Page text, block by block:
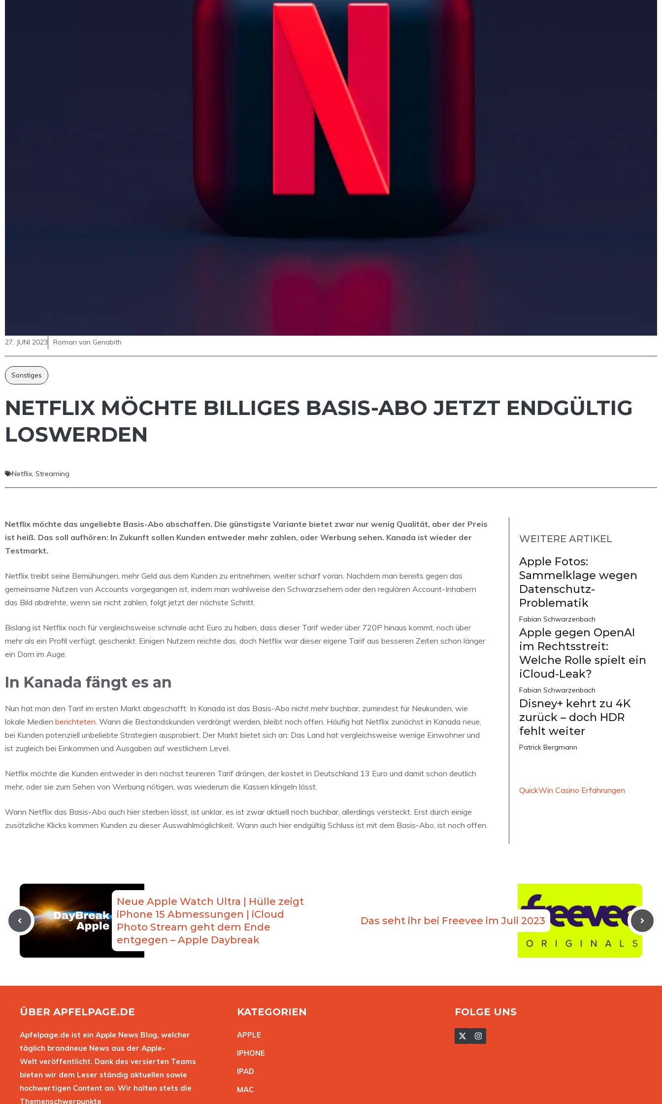
27. JUNI 2023 Roman van Genabith
Sonstiges
NETFLIX MÖCHTE BILLIGES BASIS-ABO JETZT ENDGÜLTIG
LOSWERDEN
Netflix, Streaming
Netflix möchte das ungeliebte Basis-Abo abschaffen. Die günstigste Variante bietet zwar nur wenig Qualität, aber der Preis
ist heiß. Das soll aufhören: In Zukunft sollen Kunden entweder mehr zahlen, oder Werbung sehen. Kanada ist wieder der
Testmarkt.
Netflix treibt seine Bemühungen, mehr Geld aus dem Kunden zu entnehmen, weiter scharf voran. Nachdem man bereits gegen das
gemeinsame Nutzen von Accounts vorgegangen ist, indem man wahlweise den Schwarzsehern oder den regulären Account-Inhabern
das Bild abdrehte, wenn sie nicht zahlen, folgt jetzt der nächste Schritt.
Bislang ist Netflix noch für vergleichsweise schmale acht Euro zu haben, dass dieser Tarif weder über 720P hinaus kommt, noch über
mehr als ein Profil verfügt, geschenkt. Einigen Nutzern reichte das, doch Netflix war dieser eigene Tarif aus besseren Zeiten schon länger
ein Dorn im Auge.
In Kanada fängt es an
Nun hat man den Tarif im ersten Markt abgeschafft: In Kanada ist das Basis-Abo nicht mehr buchbar, zumindest für Neukunden, wie
lokale Medien berichteten . Wann die Bestandskunden verdrängt werden, bleibt noch offen. Häufig hat Netflix zunächst in Kanada neue,
bei Kunden potenziell unbeliebte Strategien ausprobiert. Der Markt bietet sich an: Das Land hat vergleichsweise wenige Einwohner und
ist zugleich bei Einkommen und Ausgaben auf westlichem Level.
Netflix möchte die Kunden entweder in den nächst teureren Tarif drängen, der kostet in Deutschland 13 Euro und damit schon deutlich
mehr, oder sie zum Sehen von Werbung nötigen, was wiederum die Kassen klingeln lässt.
Wann Netflix das Basis-Abo auch hier sterben lässt, ist unklar, es ist zwar aktuell noch buchbar, allerdings versteckt. Erst durch einige
zusätzliche Klicks kommen Kunden zu dieser Auswahlmöglichkeit. Wann auch hier endgültig Schluss ist mit dem Basis-Abo, ist noch offen.
WEITERE ARTIKEL
Apple Fotos:
Sammelklage wegen
Datenschutz-
Problematik
Fabian Schwarzenbach
Apple gegen OpenAI
im Rechtsstreit:
Welche Rolle spielt ein
iCloud-Leak?
Fabian Schwarzenbach
Disney+ kehrt zu 4K
zurück – doch HDR
fehlt weiter
Patrick Bergmann
QuickWin Casino Erfahrungen
Neue Apple Watch Ultra | Hülle zeigt
iPhone 15 Abmessungen | iCloud
Photo Stream geht dem Ende
entgegen – Apple Daybreak
Das seht ihr bei Freevee im Juli 2023
ÜBER APFELPAGE.DE
Apfelpage.de ist ein Apple News Blog, welcher
täglich brandneue News aus der Apple-
Welt veröffentlicht. Dank des versierten Teams
bieten wir dem Leser ständig aktuellen sowie
hochwertigen Content an. Wir halten stets die
Themenschwerpunkte
KATEGORIEN
APPLE
IPHONE
IPAD
MAC
FOLGE UNS